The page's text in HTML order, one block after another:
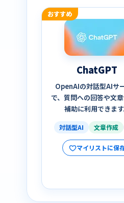
おすすめ
ChatGPT
OpenAIの対話型AIサ
で、質問への回答や文
補助に利用できます
対話型AI 文章作成
マイリストに保